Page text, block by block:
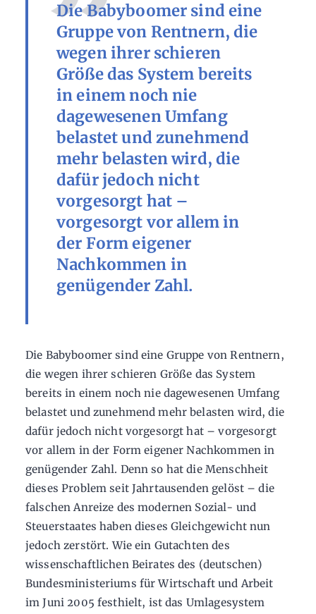
Die Babyboomer sind eine
Gruppe von Rentnern, die
wegen ihrer schieren
Größe das System bereits
in einem noch nie
dagewesenen Umfang
belastet und zunehmend
mehr belasten wird, die
dafür jedoch nicht
vorgesorgt hat –
vorgesorgt vor allem in
der Form eigener
Nachkommen in
genügender Zahl.
Die Babyboomer sind eine Gruppe von Rentnern,
die wegen ihrer schieren Größe das System
bereits in einem noch nie dagewesenen Umfang
belastet und zunehmend mehr belasten wird, die
dafür jedoch nicht vorgesorgt hat – vorgesorgt
vor allem in der Form eigener Nachkommen in
genügender Zahl. Denn so hat die Menschheit
dieses Problem seit Jahrtausenden gelöst – die
falschen Anreize des modernen Sozial- und
Steuerstaates haben dieses Gleichgewicht nun
jedoch zerstört. Wie ein Gutachten des
wissenschaftlichen Beirates des (deutschen)
Bundesministeriums für Wirtschaft und Arbeit
im Juni 2005 festhielt, ist das Umlagesystem